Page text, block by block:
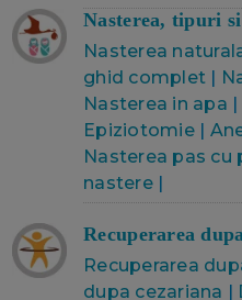
Nasterea, tipuri
Nasterea
ghid complet |
Nasterea in apa |
Epiziotomie|
Nasterea pas cu
nastere|
Recuperarea
Recuperarea
dupa cezariana |